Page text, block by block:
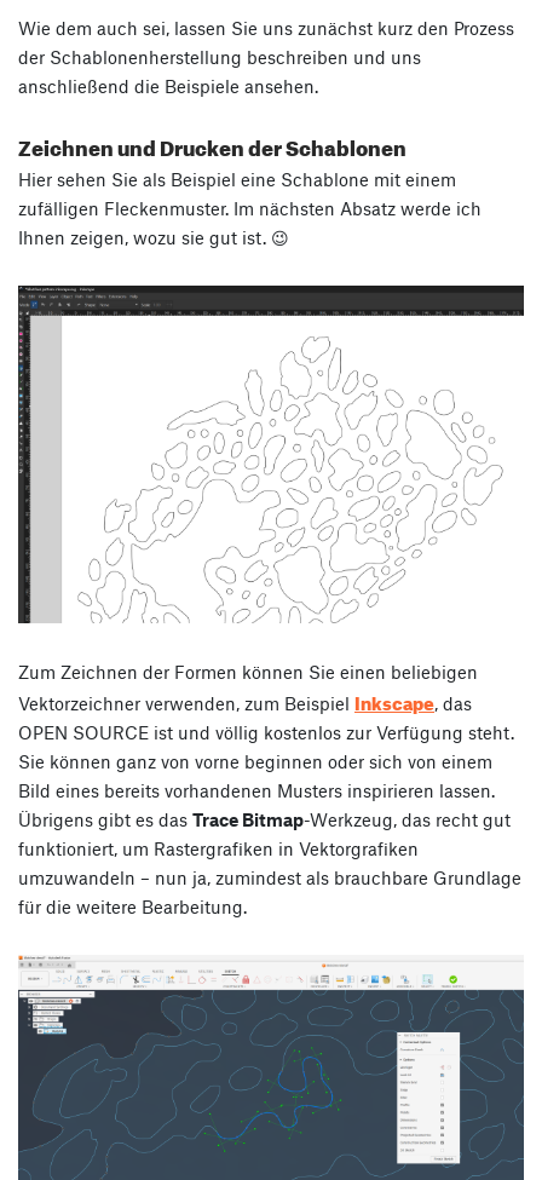
Wie dem auch sei, lassen Sie uns zunächst kurz den Prozess
der Schablonenherstellung beschreiben und uns
anschließend die Beispiele ansehen.
Zeichnen und Drucken der Schablonen
Hier sehen Sie als Beispiel eine Schablone mit einem
zufälligen Fleckenmuster. Im nächsten Absatz werde ich
Ihnen zeigen, wozu sie gut ist. 😉
Zum Zeichnen der Formen können Sie einen beliebigen
Vektorzeichner verwenden, zum Beispiel Inkscape , das
OPEN SOURCE ist und völlig kostenlos zur Verfügung steht.
Sie können ganz von vorne beginnen oder sich von einem
Bild eines bereits vorhandenen Musters inspirieren lassen.
Übrigens gibt es das Trace Bitmap-Werkzeug, das recht gut
funktioniert, um Rastergrafiken in Vektorgrafiken
umzuwandeln – nun ja, zumindest als brauchbare Grundlage
für die weitere Bearbeitung.